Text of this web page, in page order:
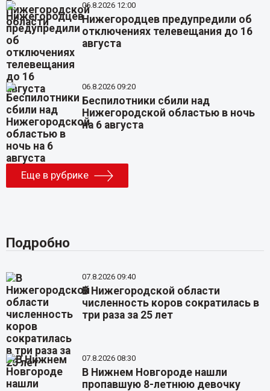
06.8.2026 12:00
Нижегородцев предупредили об
отключениях телевещания до 16
августа
06.8.2026 09:20
Беспилотники сбили над
Нижегородской областью в ночь
на 6 августа
Еще в рубрике
Подробно
07.8.2026 09:40
В Нижегородской области
численность коров сократилась в
три раза за 25 лет
07.8.2026 08:30
В Нижнем Новгороде нашли
пропавшую 8-летнюю девочку